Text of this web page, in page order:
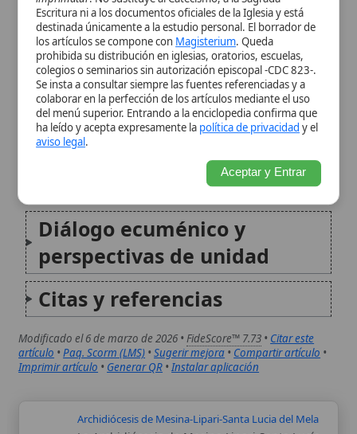
Diferencia con las Iglesias
«ortodoxas» orientales
Diálogo ecuménico y
perspectivas de unidad
Citas y referencias
FideScore™ 7.73•Citar este
•Compartir artículo•
Imprimir artículo•Generar QR•Instalar aplicación
Archidiócesis de Mesina-Lipari-Santa Lucia del Mela
La Archidiócesis de Mesina-Lipari-Santa Lucía
del Mela es una circunscripción eclesiástica
de la Iglesia católica en Sicilia, en Italia. Su
configuración actual nace de la unión de
varias realidades eclesiásticas preexistentes
bajo un solo gobierno pastoral, estableciendo
su sede en...
religiosa católica estadounidense, fundadora
de las Hermanas del Santísimo Sacramento,
Aceptar y Entrar